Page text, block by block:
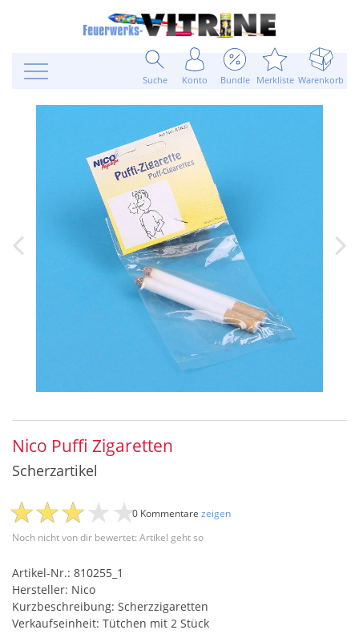
Suche Konto Bundle Merkliste Warenkorb
Nico Puffi Zigaretten
Scherzartikel
Noch nicht von dir bewertet: Artikel geht so
0 Kommentare zeigen
Artikel-Nr.: 810255_1
Hersteller: Nico
Kurzbeschreibung: Scherzzigaretten
Verkaufseinheit: Tütchen mit 2 Stück